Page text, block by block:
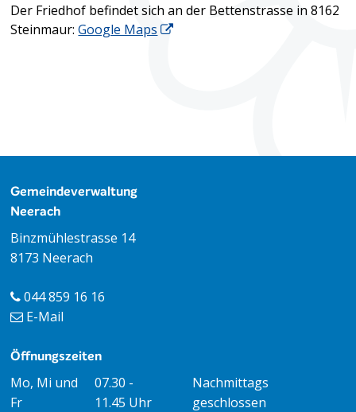
Der Friedhof befindet sich an der Bettenstrasse in 8162
Steinmaur:Google Maps
Footer
Gemeindeverwaltung
Neerach
Binzmühlestrasse 14
8173 Neerach
044 859 16 16
E-Mail
Öffnungszeiten
Öffnungszeiten Vormittag Öffnungszeiten
Mo, Mi und
Fr
07.30 -
11.45 Uhr
Nachmittags
geschlossen